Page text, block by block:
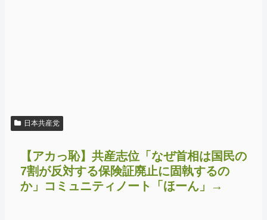
日本共産党
【アカっ恥】共産志位「なぜ首相は国民の
7割が反対する保険証廃止に固執するの
か」コミュニティノート「ほーん」→